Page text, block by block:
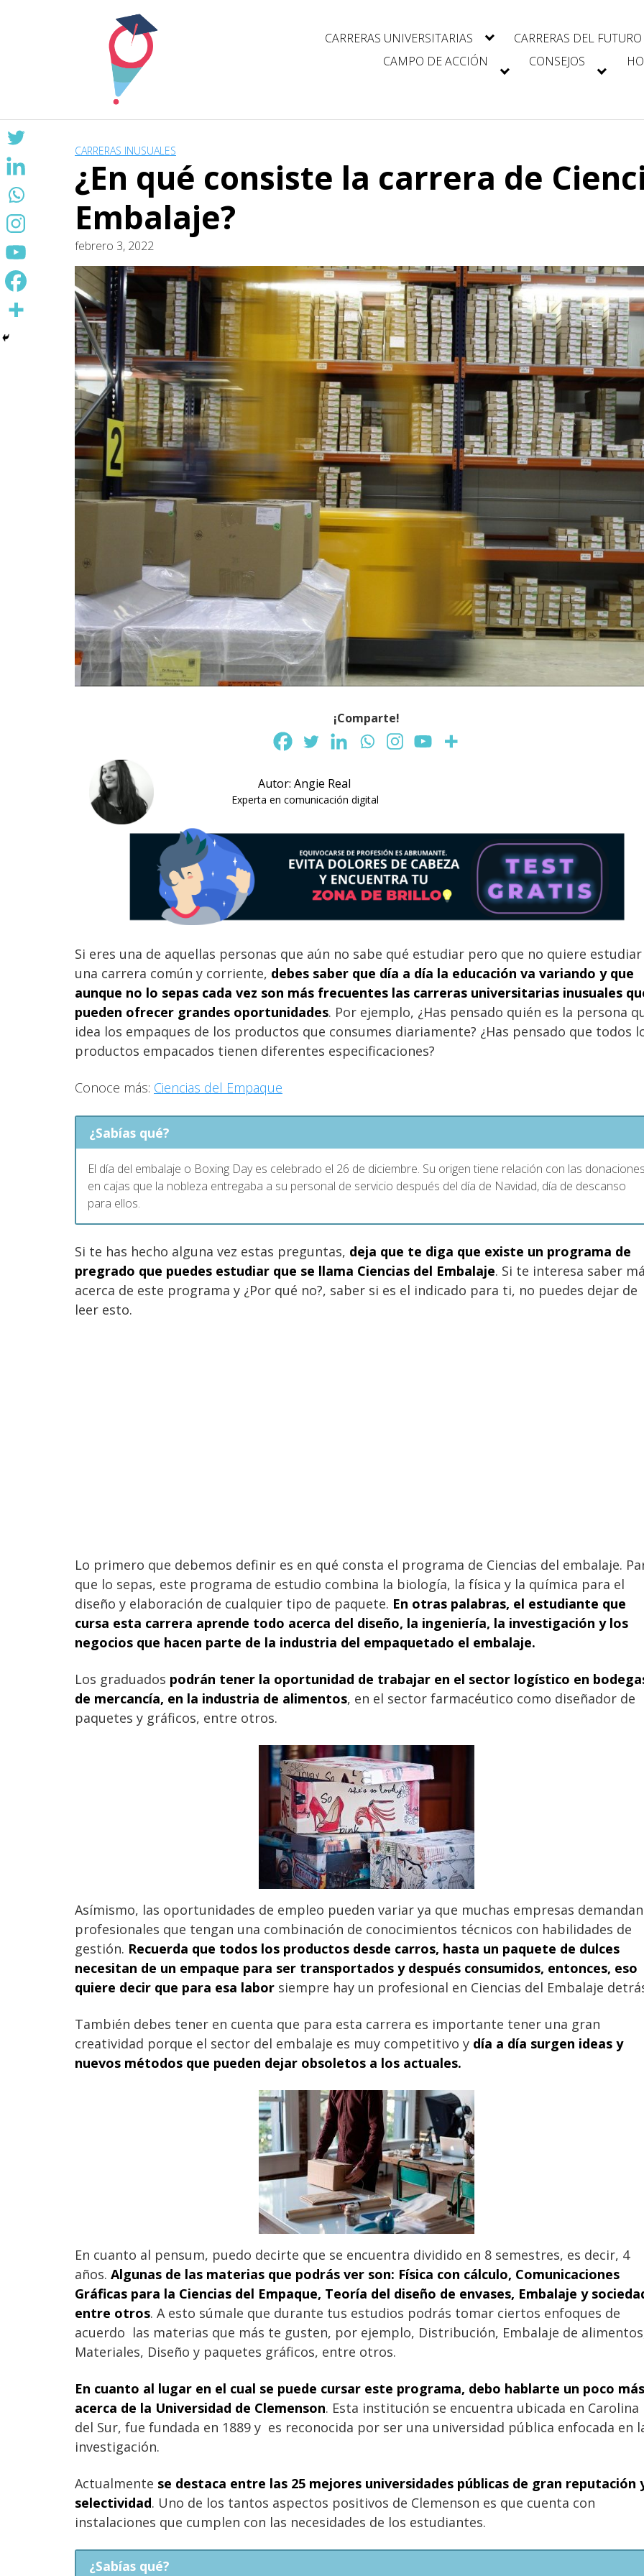
CARRERAS UNIVERSITARIAS
CARRERAS DEL FUTURO
CAMPO DE ACCIÓN
CONSEJOS
CARRERAS INUSUALES
¿En qué consiste la carrera de
Embalaje?
febrero 3, 2022
¡Comparte!
Autor: Angie Real
Experta en comunicación digital
Si eres una de aquellas personas que aún no sabe qué estudiar pero que no quiere estudiar
una carrera común y corriente, debes saber que día a día la educación va variando y que
aunque no lo sepas cada vez son más frecuentes las carreras universitarias inusuales
pueden ofrecer grandes oportunidades. Por ejemplo, ¿Has pensado quién es la persona
idea los empaques de los productos que consumes diariamente? ¿Has pensado que todos
productos empacados tienen diferentes especificaciones?
Conoce más: Ciencias del Empaque
¿Sabías qué?
El día del embalaje o Boxing Day es celebrado el 26 de diciembre. Su origen tiene relación con las
en cajas que la nobleza entregaba a su personal de servicio después del día de Navidad, día de descanso
para ellos.
Si te has hecho alguna vez estas preguntas, deja que te diga que existe un programa de
pregrado que puedes estudiar que se llama Ciencias del Embalaje. Si te interesa saber
acerca de este programa y ¿Por qué no?, saber si es el indicado para ti, no puedes dejar de
leer esto.
Lo primero que debemos definir es en qué consta el programa de Ciencias del embalaje.
que lo sepas, este programa de estudio combina la biología, la física y la química para el
diseño y elaboración de cualquier tipo de paquete. En otras palabras, el estudiante que
cursa esta carrera aprende todo acerca del diseño, la ingeniería, la investigación y los
negocios que hacen parte de la industria del empaquetado el embalaje.
Los graduados podrán tener la oportunidad de trabajar en el sector logístico en
de mercancía, en la industria de alimentos, en el sector farmacéutico como diseñador de
paquetes y gráficos, entre otros.
Asímismo, las oportunidades de empleo pueden variar ya que muchas empresas demandan
profesionales que tengan una combinación de conocimientos técnicos con habilidades de
gestión. Recuerda que todos los productos desde carros, hasta un paquete de dulces
necesitan de un empaque para ser transportados y después consumidos, entonces, eso
quiere decir que para esa labor siempre hay un profesional en Ciencias del Embalaje
También debes tener en cuenta que para esta carrera es importante tener una gran
creatividad porque el sector del embalaje es muy competitivo y día a día surgen ideas y
nuevos métodos que pueden dejar obsoletos a los actuales.
En cuanto al pensum, puedo decirte que se encuentra dividido en 8 semestres, es decir, 4
años. Algunas de las materias que podrás ver son: Física con cálculo, Comunicaciones
Gráficas para la Ciencias del Empaque, Teoría del diseño de envases, Embalaje y
entre otros. A esto súmale que durante tus estudios podrás tomar ciertos enfoques de
acuerdo las materias que más te gusten, por ejemplo, Distribución, Embalaje de
Materiales, Diseño y paquetes gráficos, entre otros.
En cuanto al lugar en el cual se puede cursar este programa, debo hablarte un poco más
acerca de la Universidad de Clemenson. Esta institución se encuentra ubicada en Carolina
del Sur, fue fundada en 1889 y es reconocida por ser una universidad pública enfocada en
investigación.
Actualmente se destaca entre las 25 mejores universidades públicas de gran reputación
selectividad. Uno de los tantos aspectos positivos de Clemenson es que cuenta con
instalaciones que cumplen con las necesidades de los estudiantes.
¿Sabías qué?